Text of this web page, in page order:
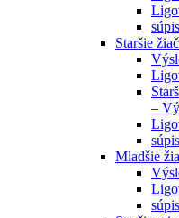
Staršie
–
Mladšie